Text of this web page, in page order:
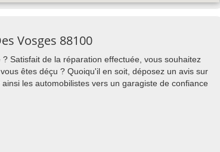
Vosges 88100
Satisfait de la réparation effectuée, vous souhaitez
êtes déçu ? Quoiqu'il en soit, déposez un avis sur
les automobilistes vers un garagiste de confiance